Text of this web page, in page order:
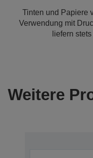
Tinten und Papiere
Verwendung mit
liefern
Weitere